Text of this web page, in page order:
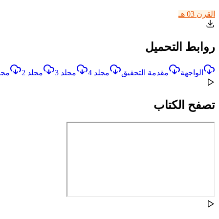
القرن 03 هـ
روابط التحميل
الواجهة مقدمة التحقيق مجلد 4 مجلد 3 مجلد 2
تصفح الكتاب